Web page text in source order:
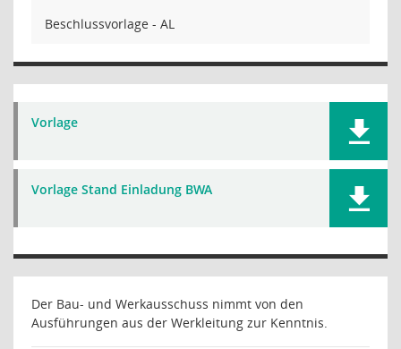
Beschlussvorlage - AL
Vorlage
Vorlage Stand Einladung BWA
Der Bau- und Werkausschuss nimmt von den
Ausführungen aus der Werkleitung zur Kenntnis.